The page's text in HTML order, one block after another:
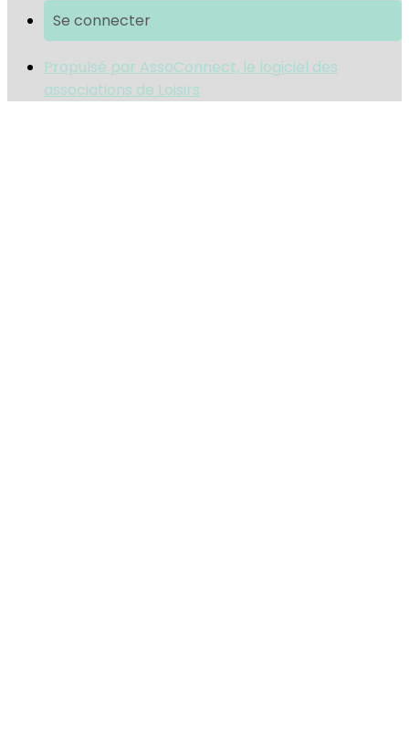
Se connecter
Propulsé par AssoConnect, le logiciel des
associations de Loisirs